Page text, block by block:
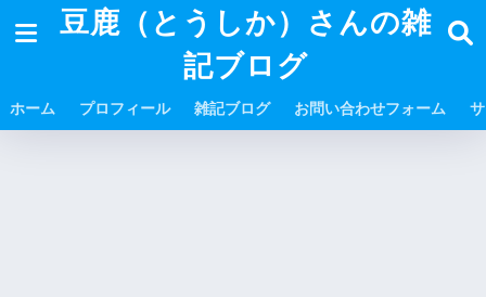
豆鹿（とうしか）さんの雑
記ブログ
ホーム プロフィール 雑記ブログ お問い合わせフォーム